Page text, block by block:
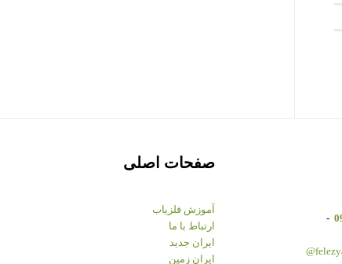
-
صفحات اصلی
آموزش فلزیاب
ارتباط با ما
ایران جدید
ایران زمین